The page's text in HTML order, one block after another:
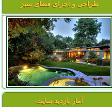
طراحی و اجرای فضای سبز
آمار بازدید سایت